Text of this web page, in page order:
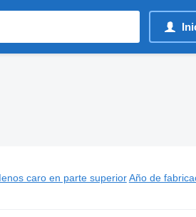
plegable, rampa de aluminio,
caro en parte superior Año de